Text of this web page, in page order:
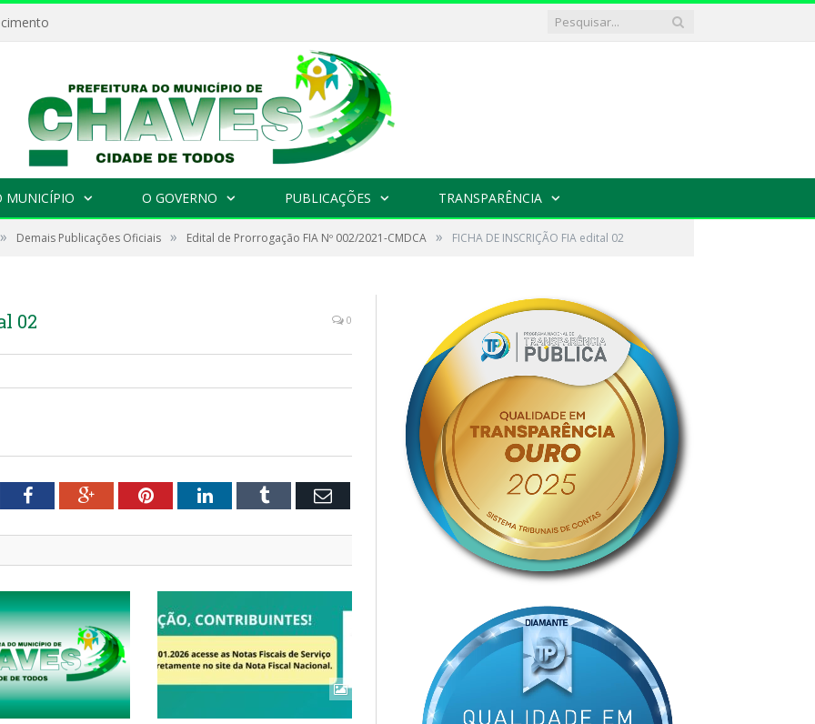
MUNICÍPIO O GOVERNO PUBLICAÇÕES TRANSPARÊNCIA
» Demais Publicações Oficiais » Edital de Prorrogação FIA Nº 002/2021-CMDCA » FICHA DE INSCRIÇÃO FIA edital 02
02 0
FacebookGoogle+PinterestLinkedInTumblr Email